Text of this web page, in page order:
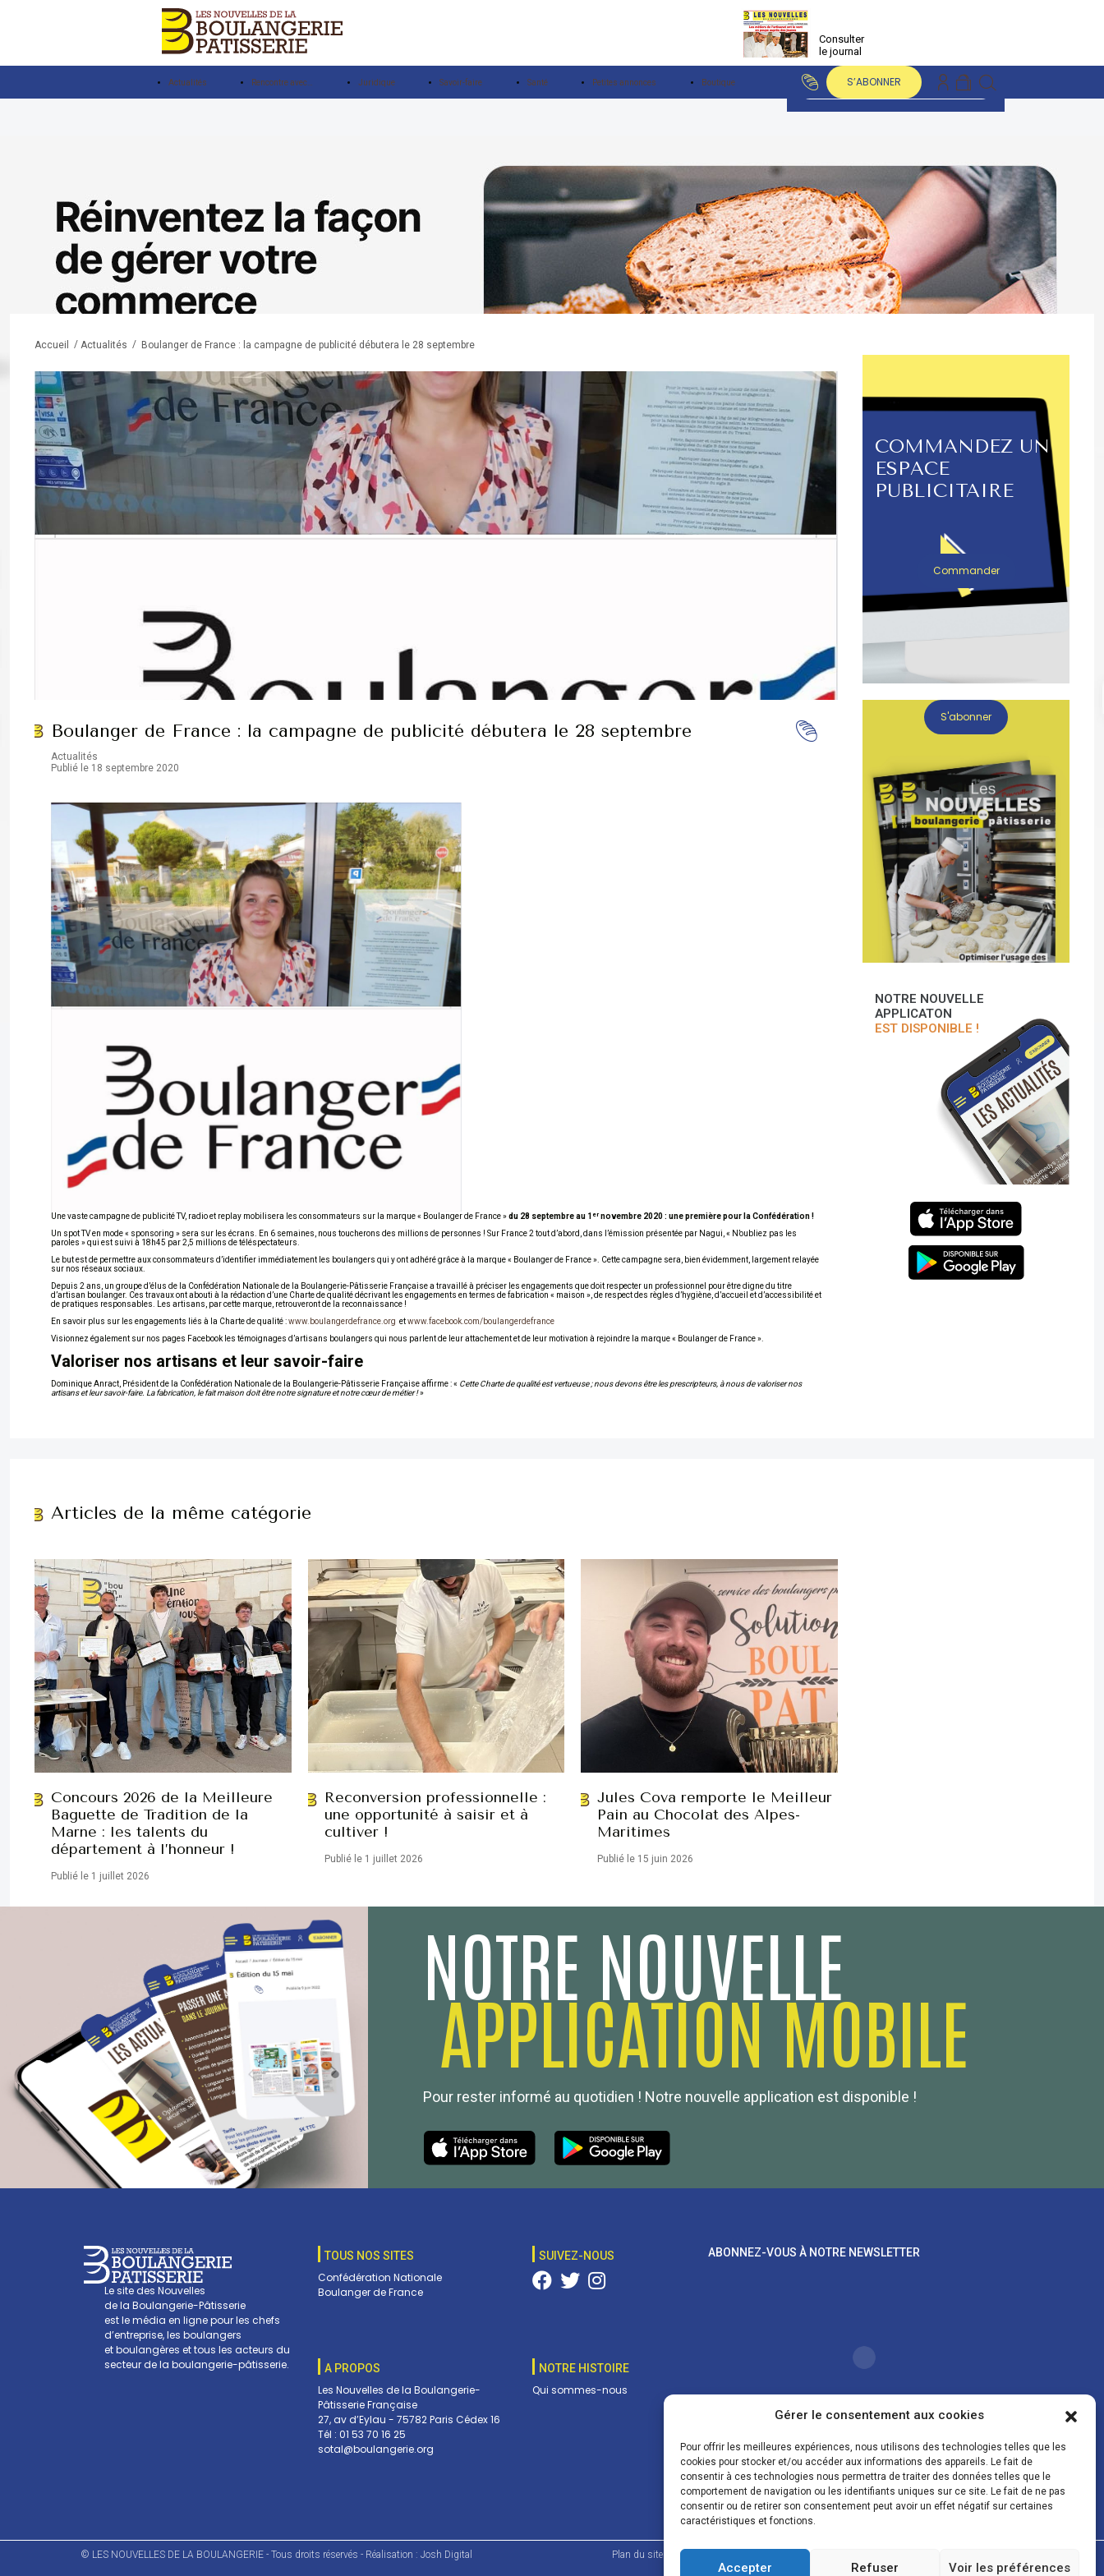
Gérer le consentement aux cookies
Pour offrir les meilleures expériences, nous utilisons des technologies telles que les
cookies pour stocker et/ou accéder aux informations des appareils. Le fait de
consentir à ces technologies nous permettra de traiter des données telles que le
comportement de navigation ou les identifiants uniques sur ce site. Le fait de ne pas
consentir ou de retirer son consentement peut avoir un effet négatif sur certaines
caractéristiques et fonctions.
Accepter Refuser Voir les préférences
Consulter
le journal
Actualités Rencontre avec… Juridique Savoir-faire Santé Petites annonces Boutique S’ABONNER
Accueil / Actualités / Boulanger de France : la campagne de publicité débutera le 28 septembre
Boulanger de France : la campagne de publicité débutera le 28 septembre
Actualités
Publié le 18 septembre 2020
Une vaste campagne de publicité TV, radio et replay mobilisera les consommateurs sur la marque « Boulanger de France »du 28 septembre au 1 ernovembre 2020 : une première pour la Confédération !
Un spot TV en mode « sponsoring » sera sur les écrans. En 6 semaines, nous toucherons des millions de personnes ! Sur France 2 tout d’abord, dans l’émission présentée par Nagui, « N’oubliez pas les
paroles » qui est suivi à 18h45 par 2,5 millions de téléspectateurs.
Le but est de permettre aux consommateurs d’identifier immédiatement les boulangers qui y ont adhéré grâce à la marque « Boulanger de France ». Cette campagne sera, bien évidemment, largement relayée
sur nos réseaux sociaux.
Depuis 2 ans, un groupe d’élus de la Confédération Nationale de la Boulangerie-Pâtisserie Française a travaillé à préciser les engagements que doit respecter un professionnel pour être digne du titre
d’artisan boulanger. Ces travaux ont abouti à la rédaction d’une Charte de qualité décrivant les engagements en termes de fabrication « maison », de respect des règles d’hygiène, d’accueil et d’accessibilité et
de pratiques responsables. Les artisans, par cette marque, retrouveront de la reconnaissance !
En savoir plus sur les engagements liés à la Charte de qualité :www.boulangerdefrance.org etwww.facebook.com/boulangerdefrance
Visionnez également sur nos pages Facebook les témoignages d’artisans boulangers qui nous parlent de leur attachement et de leur motivation à rejoindre la marque « Boulanger de France ».
Valoriser nos artisans et leur savoir-faire
Dominique Anract, Président de la Confédération Nationale de la Boulangerie-Pâtisserie Française affirme : « Cette Charte de qualité est vertueuse ; nous devons être les prescripteurs, à nous de valoriser nos
artisans et leur savoir-faire. La fabrication, le fait maison doit être notre signature et notre cœur de métier !»
COMMANDEZ UN
ESPACE
PUBLICITAIRE
Commander
S'abonner
NOTRE NOUVELLE
APPLICATON
EST DISPONIBLE !
Articles de la même catégorie
Concours 2026 de la Meilleure
Baguette de Tradition de la
Marne : les talents du
département à l’honneur !
Publié le 1 juillet 2026
Reconversion professionnelle :
une opportunité à saisir et à
cultiver !
Publié le 1 juillet 2026
Jules Cova remporte le Meilleur
Pain au Chocolat des Alpes-
Maritimes
Publié le 15 juin 2026
NOTRE NOUVELLE
APPLICATION MOBILE
Pour rester informé au quotidien ! Notre nouvelle application est disponible !
Le site des Nouvelles
de la Boulangerie-Pâtisserie
est le média en ligne pour les chefs
d’entreprise, les boulangers
et boulangères et tous les acteurs du
secteur de la boulangerie-pâtisserie.
TOUS NOS SITES
Confédération Nationale
Boulanger de France
SUIVEZ-NOUS
A PROPOS
Les Nouvelles de la Boulangerie-
Pâtisserie Française
27, av d’Eylau - 75782 Paris Cédex 16
Tél : 01 53 70 16 25
sotal@boulangerie.org
NOTRE HISTOIRE
Qui sommes-nous
ABONNEZ-VOUS À NOTRE NEWSLETTER
Vos coordonnées sont uniquement utilisées pour vous
envoyer des lettres d'information sur nos activités. Vous
pouvez à tout moment utiliser le lien de désinscription figurant
dans la lettre d'information.
© LES NOUVELLES DE LA BOULANGERIE - Tous droits réservés - Réalisation : Josh Digital Plan du site Mentions légales Conditions de vente